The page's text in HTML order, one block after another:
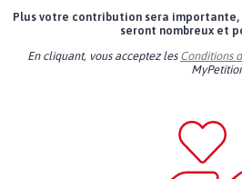
Plus votre contribution sera
seront nombreux et
En cliquant, vous acceptez les Conditions